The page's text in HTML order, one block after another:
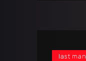
last man